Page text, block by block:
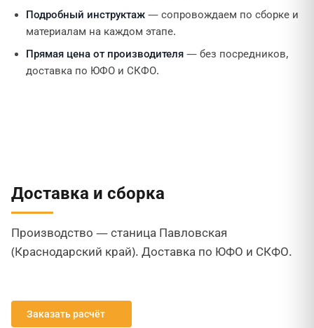
Подробный инструктаж — сопровождаем по сборке и
материалам на каждом этапе.
Прямая цена от производителя — без посредников,
доставка по ЮФО и СКФО.
Доставка и сборка
Производство — станица Павловская
(Краснодарский край). Доставка по ЮФО и СКФО.
Заказать расчёт